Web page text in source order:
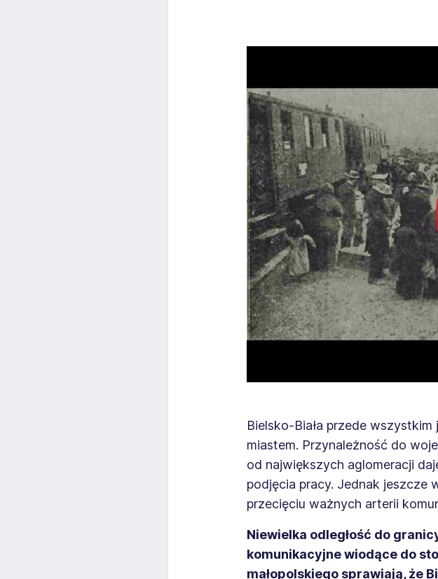
Bielsko-Biała przede
miastem. Przynależność do
od największych aglomeracji
podjęcia pracy. Jednak jeszcze
przecięciu ważnych arterii
Niewielka odległość do
komunikacyjne wiodące do
małopolskiego sprawiają, że